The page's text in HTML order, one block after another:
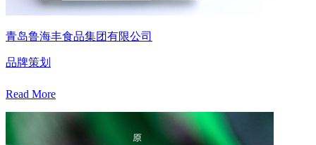
青岛鲁海丰食品集团有限公司
品牌策划
Read More